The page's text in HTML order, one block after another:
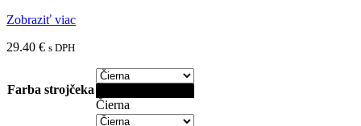
Zobraziť viac
29.40 € s DPH
Farba strojčeka
Čierna